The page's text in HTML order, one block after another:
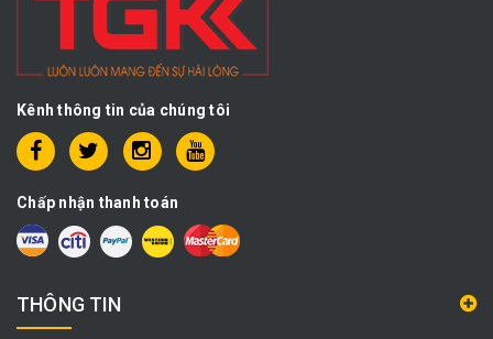
Kênh thông tin của chúng tôi
Chấp nhận thanh toán
THÔNG TIN